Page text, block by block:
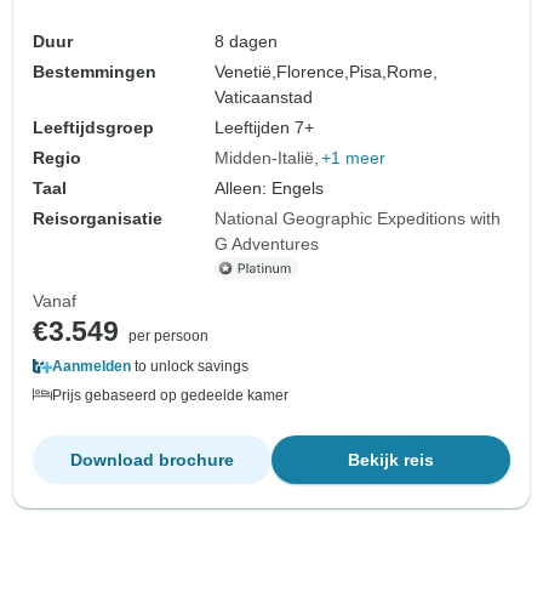
Duur
8 dagen
Bestemmingen
Venetië, Florence, Pisa, Rome,
Vaticaanstad
Leeftijdsgroep
Leeftijden 7+
Regio
Midden-Italië +1 meer
Taal
Alleen: Engels
Reisorganisatie
National Geographic Expeditions with
G Adventures
Vanaf
€3.549
per persoon
Aanmelden to unlock savings
Prijs gebaseerd op gedeelde kamer
Bekijk reis
Download brochure